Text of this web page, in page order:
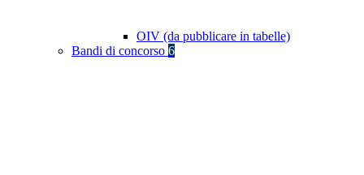
OIV (da pubblicare in tabelle)
Bandi di concorso 6